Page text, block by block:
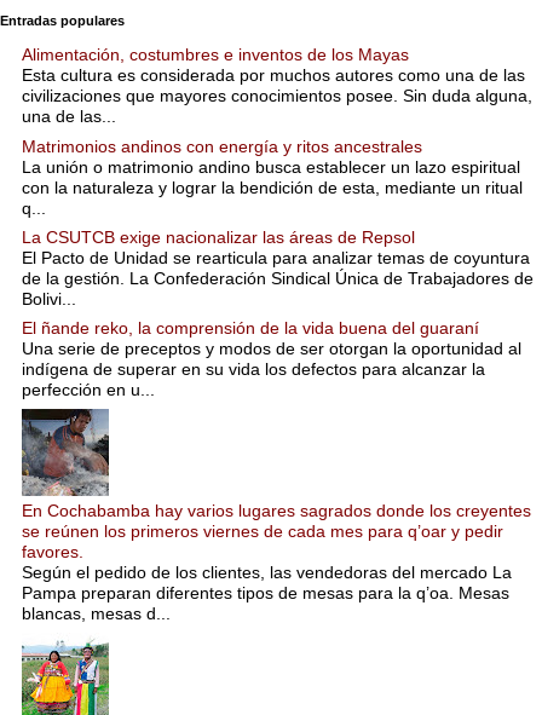
Entradas populares
Alimentación, costumbres e inventos de los Mayas
Esta cultura es considerada por muchos autores como una de las
civilizaciones que mayores conocimientos posee. Sin duda alguna,
una de las...
Matrimonios andinos con energía y ritos ancestrales
La unión o matrimonio andino busca establecer un lazo espiritual
con la naturaleza y lograr la bendición de esta, mediante un ritual
q...
La CSUTCB exige nacionalizar las áreas de Repsol
El Pacto de Unidad se rearticula para analizar temas de coyuntura
de la gestión. La Confederación Sindical Única de Trabajadores de
Bolivi...
El ñande reko, la comprensión de la vida buena del guaraní
Una serie de preceptos y modos de ser otorgan la oportunidad al
indígena de superar en su vida los defectos para alcanzar la
perfección en u...
En Cochabamba hay varios lugares sagrados donde los creyentes
se reúnen los primeros viernes de cada mes para q’oar y pedir
favores.
Según el pedido de los clientes, las vendedoras del mercado La
Pampa preparan diferentes tipos de mesas para la q’oa. Mesas
blancas, mesas d...